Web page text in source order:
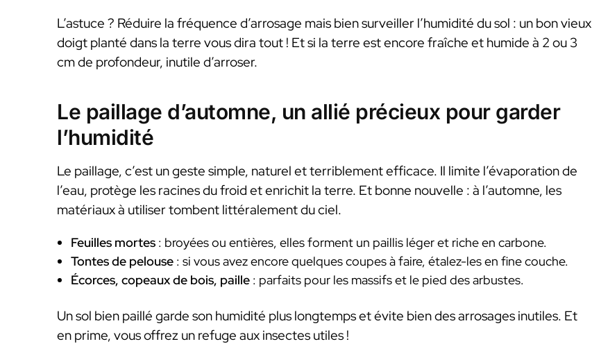
L’astuce ? Réduire la fréquence d’arrosage mais bien surveiller l’humidité du sol : un bon vieux
doigt planté dans la terre vous dira tout ! Et si la terre est encore fraîche et humide à 2 ou 3
cm de profondeur, inutile d’arroser.
Le paillage d’automne, un allié précieux pour garder
l’humidité
Le paillage, c’est un geste simple, naturel et terriblement efficace. Il limite l’évaporation de
l’eau, protège les racines du froid et enrichit la terre. Et bonne nouvelle : à l’automne, les
matériaux à utiliser tombent littéralement du ciel.
Feuilles mortes : broyées ou entières, elles forment un paillis léger et riche en carbone.
Tontes de pelouse : si vous avez encore quelques coupes à faire, étalez-les en fine couche.
Écorces, copeaux de bois, paille : parfaits pour les massifs et le pied des arbustes.
Un sol bien paillé garde son humidité plus longtemps et évite bien des arrosages inutiles. Et
en prime, vous offrez un refuge aux insectes utiles !